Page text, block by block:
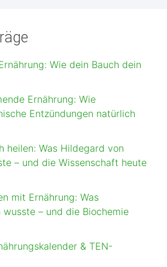
Wie dein Bauch dein
Ernährung: Wie
Entzündungen natürlich
heilen: Was Hildegard von
– und die Wissenschaft heute
mit Ernährung: Was
– und die Biochemie
& TEN-